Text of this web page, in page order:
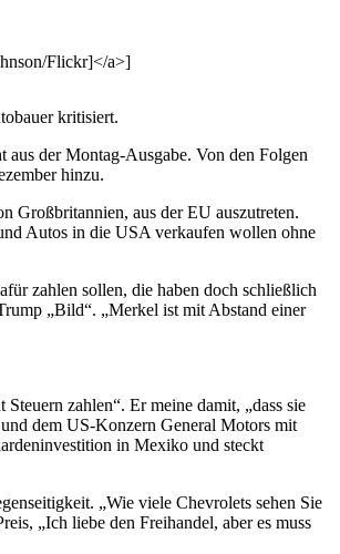
Flickr]</a>]
kritisiert.
aus der Montag-Ausgabe. Von den Folgen
hinzu.
Großbritannien, aus der EU auszutreten.
Autos in die USA verkaufen wollen ohne
zahlen sollen, die haben doch schließlich
„Bild“. „Merkel ist mit Abstand einer
zahlen“. Er meine damit, „dass sie
dem US-Konzern General Motors mit
in Mexiko und steckt
„Wie viele Chevrolets sehen Sie
„Ich liebe den Freihandel, aber es muss